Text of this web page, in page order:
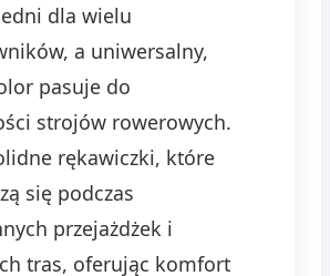
dla wielu
a uniwersalny,
pasuje do
strojów rowerowych.
rękawiczki, które
się podczas
przejażdżek i
tras, oferując komfort